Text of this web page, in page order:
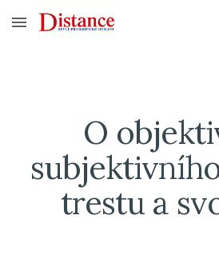
Skip to main content
O
trestu a